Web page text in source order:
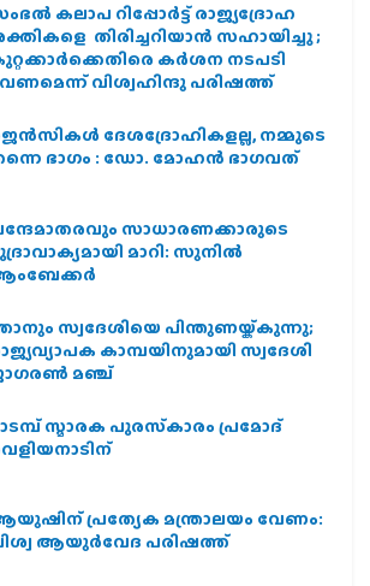
കലാപ റിപ്പോർട്ട് രാജ്യദ്രോഹ
തിരിച്ചറിയാൻ സഹായിച്ചു ;
കർശന നടപടി
വിശ്വഹിന്ദു പരിഷത്ത്
ദേശദ്രോഹികളല്ല, നമ്മുടെ
ഭാഗം : ഡോ. മോഹന്‍ ഭാഗവത്
സാധാരണക്കാരുടെ
മാറി: സുനിൽ
സ്വദേശിയെ പിന്തുണയ്ക്കുന്നു;
കാമ്പയിനുമായി സ്വദേശി
മഞ്ച്
സ്മാരക പുരസ്‌കാരം പ്രമോദ്
പ്രത്യേക മന്ത്രാലയം വേണം:
ആയുര്‍വേദ പരിഷത്ത്